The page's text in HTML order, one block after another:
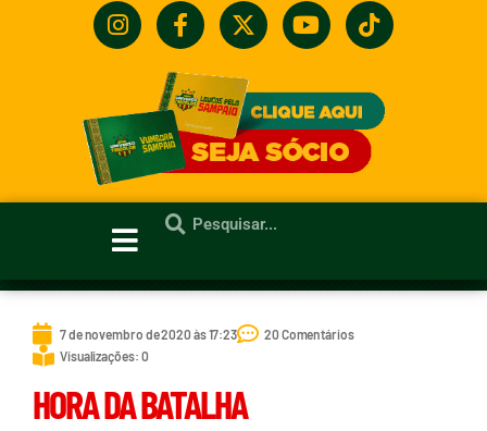
7 de novembro de 2020 às 17:23
20 Comentários
Visualizações: 0
HORA DA BATALHA